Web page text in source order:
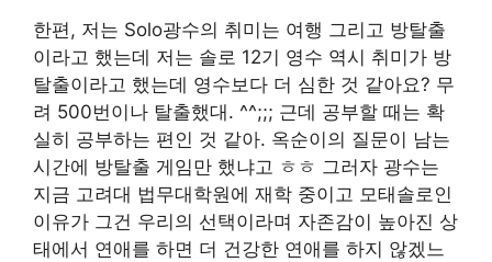
한편, 저는 Solo광수의 취미는 여행 그리고 방탈출
이라고 했는데 저는 솔로 12기 영수 역시 취미가 방
탈출이라고 했는데 영수보다 더 심한 것 같아요? 무
려 500번이나 탈출했대. ^^;;; 근데 공부할 때는 확
실히 공부하는 편인 것 같아. 옥순이의 질문이 남는
시간에 방탈출 게임만 했냐고 ㅎㅎ 그러자 광수는
지금 고려대 법무대학원에 재학 중이고 모태솔로인
이유가 그건 우리의 선택이라며 자존감이 높아진 상
태에서 연애를 하면 더 건강한 연애를 하지 않겠느